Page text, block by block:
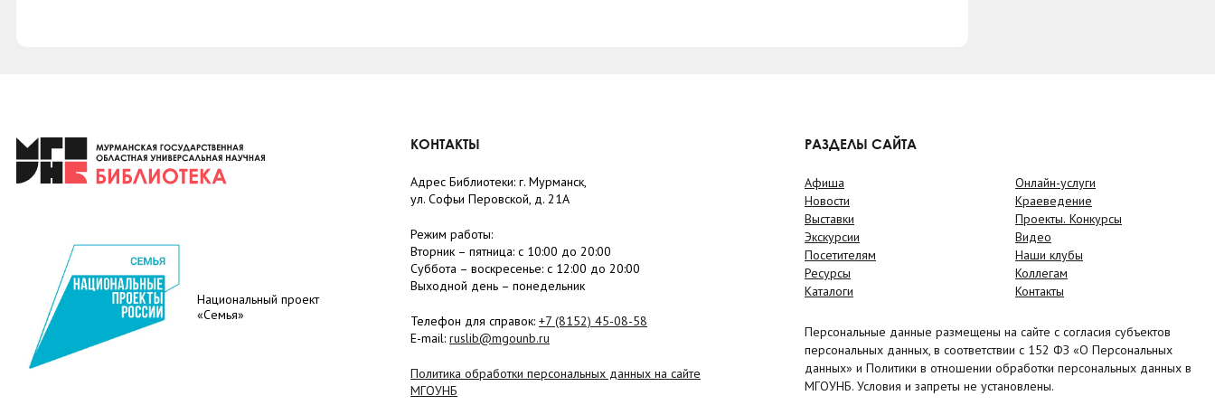
Национальный проект
«Семья»
КОНТАКТЫ
Адрес Библиотеки: г. Мурманск,
ул. Софьи Перовской, д. 21А
Режим работы:
Вторник – пятница: с 10:00 до 20:00
Суббота – воскресенье: c 12:00 до 20:00
Выходной день – понедельник
Телефон для справок: +7 (8152) 45-08-58
E-mail: ruslib@mgounb.ru
Политика обработки персональных данных на сайте
МГОУНБ
РАЗДЕЛЫ САЙТА
Афиша
Новости
Выставки
Экскурсии
Посетителям
Ресурсы
Каталоги
Онлайн-услуги
Краеведение
Проекты. Конкурсы
Видео
Наши клубы
Коллегам
Контакты
Персональные данные размещены на сайте с согласия субъектов
персональных данных, в соответствии с 152 ФЗ «О Персональных
данных» и Политики в отношении обработки персональных данных в
МГОУНБ. Условия и запреты не установлены.